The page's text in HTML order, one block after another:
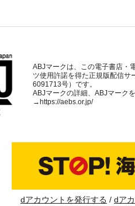
ABJマークは、この電子書店・
ツ使用許諾を得た正規版配信サ
6091713号）です。
ABJマークの詳細、ABJマーク
→https://aebs.or.jp/
dアカウントを発行する dア